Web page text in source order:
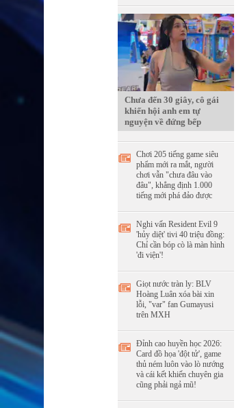
Chưa đến 30 giây, cô gái
khiến hội anh em tự
nguyện về đứng bếp
Chơi 205 tiếng game siêu
phẩm mới ra mắt, người
chơi vẫn "chưa đâu vào
đâu", khẳng định 1.000
tiếng mới phá đảo được
Nghi vấn Resident Evil 9
'hủy diệt' tivi 40 triệu đồng:
Chỉ cần bóp cò là màn hình
'đi viện'!
Giọt nước tràn ly: BLV
Hoàng Luân xóa bài xin
lỗi, "var" fan Gumayusi
trên MXH
Đỉnh cao huyền học 2026:
Card đồ họa 'đột tử', game
thủ ném luôn vào lò nướng
và cái kết khiến chuyên gia
cũng phải ngả mũ!